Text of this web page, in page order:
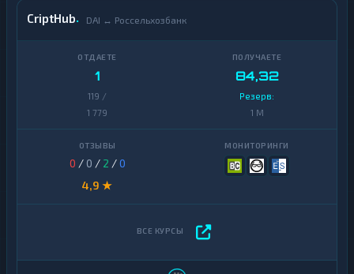
CriptHub DAI ↔ Россельхозбанк
1
119 /
1 779
84,32
Резерв:
1 M
0 / 0 / 2 /0
4,9 ★